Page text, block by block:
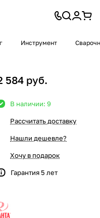
Инструмент
584 руб.
В наличии: 9
Рассчитать доставку
Нашли дешевле?
Хочу в подарок
Гарантия 5 лет